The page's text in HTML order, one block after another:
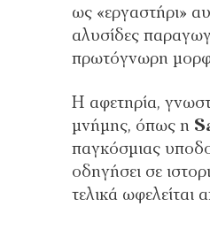
ως «εργαστήρι»
αλυσίδες
πρωτόγνωρη
Η αφετηρία,
µνήµης, όπως η
παγκόσµιας
οδηγήσει σε
τελικά ωφελείται